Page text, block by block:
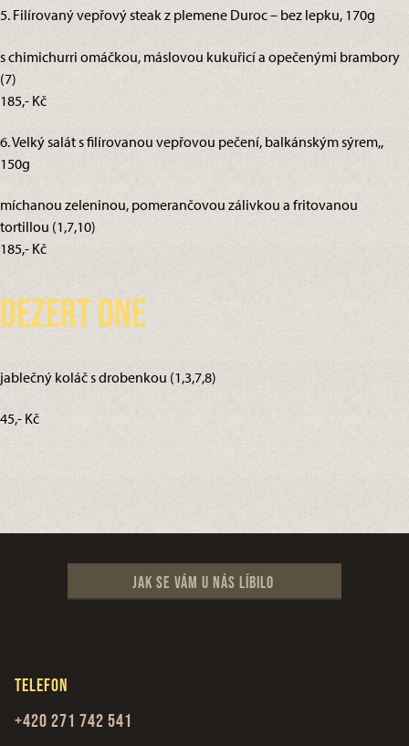
5. Filírovaný vepřový steak z plemene Duroc – bez lepku, 170g
s chimichurri omáčkou, máslovou kukuřicí a opečenými brambory
(7)
185,- Kč
6. Velký salát s filírovanou vepřovou pečení, balkánským sýrem,,
150g
míchanou zeleninou, pomerančovou zálivkou a fritovanou
tortillou (1,7,10)
185,- Kč
Dezert dne
jablečný koláč s drobenkou (1,3,7,8)
45,- Kč
Jak se vám u nás líbilo
Telefon
+420 271 742 541